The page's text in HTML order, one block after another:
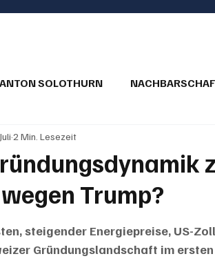
SOLOTHURN
LESERBRIEFE
Trump?
2 Min. Lesezeit
steigender Energiepreise, US-
Gründungslandschaft im